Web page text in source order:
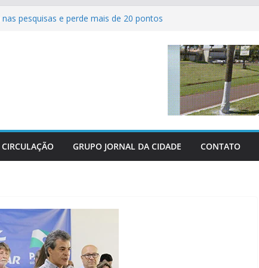
pesquisas e perde mais de 20 pontos
agrícolas revolucionam atendimento aos
Oeste
perderam as últimas três grandes guerras
Federação e reafirma apoio total
CIRCULAÇÃO GRUPO JORNAL DA CIDADE CONTATO